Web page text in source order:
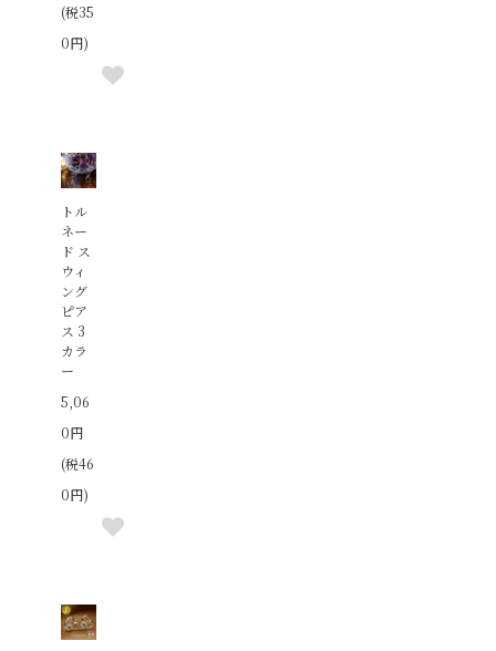
(税35
0円)
トル
ネー
ド ス
ウィ
ング
ピア
ス 3
カラ
ー
5,06
0円
(税46
0円)